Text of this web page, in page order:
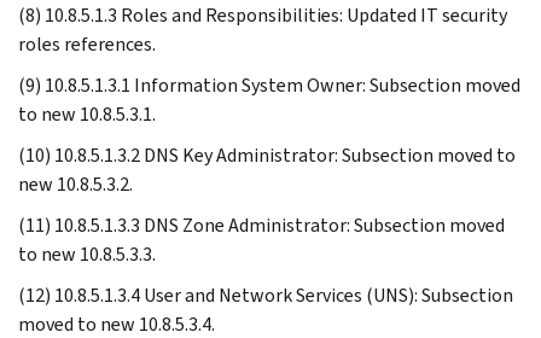
(8) 10.8.5.1.3 Roles and Responsibilities: Updated IT security
roles references.
(9) 10.8.5.1.3.1 Information System Owner: Subsection moved
to new 10.8.5.3.1.
(10) 10.8.5.1.3.2 DNS Key Administrator: Subsection moved to
new 10.8.5.3.2.
(11) 10.8.5.1.3.3 DNS Zone Administrator: Subsection moved
to new 10.8.5.3.3.
(12) 10.8.5.1.3.4 User and Network Services (UNS): Subsection
moved to new 10.8.5.3.4.